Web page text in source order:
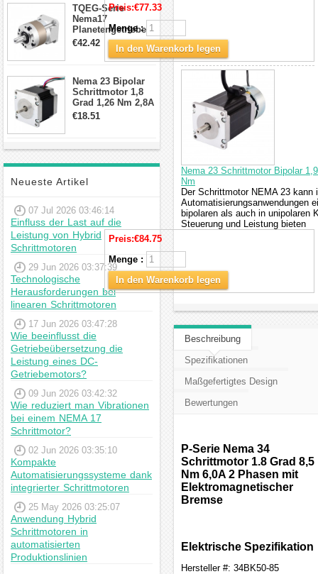
TQEG-Serie
Nema17
Planetengetriebe
10:1 Spiel 15Arc-
min für Nema 17
Getriebe
€42.42
Nema 23 Bipolar
Schrittmotor 1,8
Grad 1,26 Nm 2,8A
2,5V 4 Drähte
€18.51
Neueste Artikel
07 Jul 2026 03:46:14
Einfluss der Last auf die
Leistung von Hybrid
Schrittmotoren
29 Jun 2026 03:37:39
Technologische
Herausforderungen bei
linearen Schrittmotoren
17 Jun 2026 03:47:28
Wie beeinflusst die
Getriebeübersetzung die
Leistung eines DC-
Getriebemotors?
09 Jun 2026 03:42:32
Wie reduziert man Vibrationen
bei einem NEMA 17
Schrittmotor?
02 Jun 2026 03:35:10
Kompakte
Automatisierungssysteme dank
integrierter Schrittmotoren
25 May 2026 03:25:07
Anwendung Hybrid
Schrittmotoren in
automatisierten
Produktionslinien
Preis:€77.33
Menge :
In den Warenkorb legen
Nema 23 Schrittmotor Bipolar
Nm
Der Schrittmotor NEMA 23
Automatisierungsanwendungen
bipolaren als auch in unipolaren
Steuerung und Leistung bieten
Preis:€84.75
Menge :
In den Warenkorb legen
Beschreibung
Spezifikationen
Maßgefertigtes Design
Bewertungen
P-Serie Nema 34
Schrittmotor 1.8 Grad 8,5
Nm 6,0A 2 Phasen mit
Elektromagnetischer
Bremse
Elektrische Spezifikation
Hersteller #: 34BK50-85